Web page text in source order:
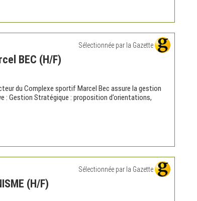
Sélectionnée par la Gazette
BEC (H/F)
du Complexe sportif Marcel Bec assure la gestion
: Gestion Stratégique : proposition d’orientations,
Sélectionnée par la Gazette
(H/F)